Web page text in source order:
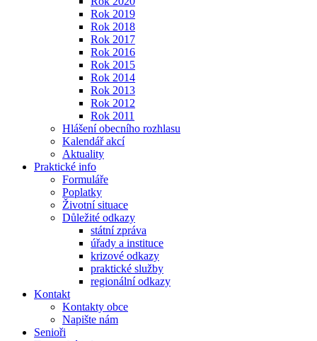
Rok 2019
Rok 2018
Rok 2017
Rok 2016
Rok 2015
Rok 2014
Rok 2013
Rok 2012
Rok 2011
Hlášení obecního rozhlasu
Kalendář akcí
Aktuality
Praktické info
Formuláře
Poplatky
Životní situace
Důležité odkazy
státní zpráva
úřady a instituce
krizové odkazy
praktické služby
regionální odkazy
Kontakt
Kontakty obce
Napište nám
Senioři